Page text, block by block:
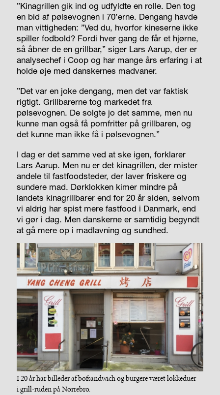
”Kinagrillen gik ind og udfyldte en rolle. Den tog
en bid af pølsevognen i 70’erne. Dengang havde
man vittigheden: ”Ved du, hvorfor kineserne ikke
spiller fodbold? Fordi hver gang de får et hjørne,
så åbner de en grillbar,” siger Lars Aarup, der er
analysechef i Coop og har mange års erfaring i at
holde øje med danskernes madvaner.
”Det var en joke dengang, men det var faktisk
rigtigt. Grillbarerne tog markedet fra
pølsevognen. De solgte jo det samme, men nu
kunne man også få pomfritter på grillbaren, og
det kunne man ikke få i pølsevognen.”
I dag er det samme ved at ske igen, forklarer
Lars Aarup. Men nu er det kinagrillen, der mister
andele til fastfoodsteder, der laver friskere og
sundere mad. Dørklokken kimer mindre på
landets kinagrillbarer end for 20 år siden, selvom
vi aldrig har spist mere fastfood i Danmark, end
vi gør i dag. Men danskerne er samtidig begyndt
at gå mere op i madlavning og sundhed.
I 20 år har billeder af bøfsandwich og burgere været lokkeduer
i grill-ruden på Nørrebro.